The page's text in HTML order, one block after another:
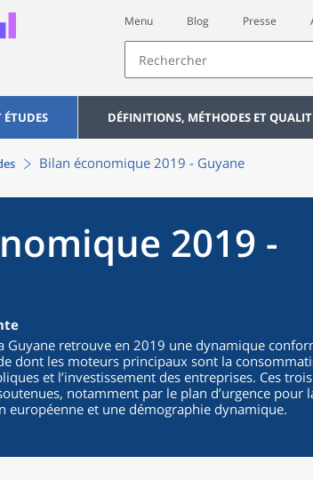
Menu Blog Presse
ÉTUDES DÉFINITIONS, MÉTHODES ET
Bilan économique 2019 - Guyane
2019 -
Guyane retrouve en 2019 une dynamique
dont les moteurs principaux sont la
et l’investissement des entreprises. Ces trois
notamment par le plan d’urgence pour
européenne et une démographie dynamique.